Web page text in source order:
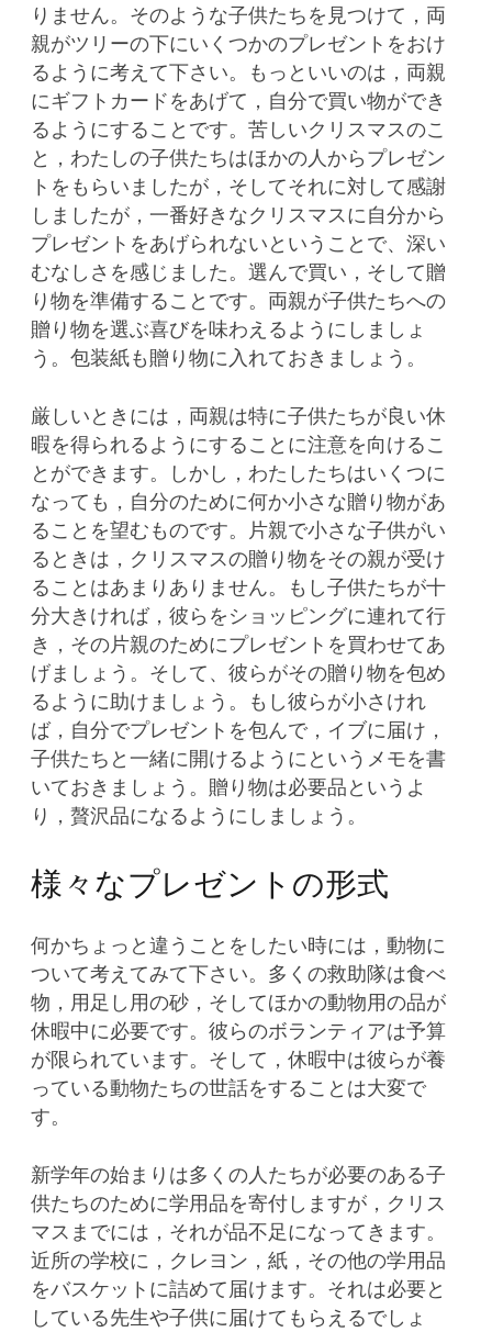
りません。そのような子供たちを見つけて，両
親がツリーの下にいくつかのプレゼントをおけ
るように考えて下さい。もっといいのは，両親
にギフトカードをあげて，自分で買い物ができ
るようにすることです。苦しいクリスマスのこ
と，わたしの子供たちはほかの人からプレゼン
トをもらいましたが，そしてそれに対して感謝
しましたが，一番好きなクリスマスに自分から
プレゼントをあげられないということで、深い
むなしさを感じました。選んで買い，そして贈
り物を準備することです。両親が子供たちへの
贈り物を選ぶ喜びを味わえるようにしましょ
う。包装紙も贈り物に入れておきましょう。
厳しいときには，両親は特に子供たちが良い休
暇を得られるようにすることに注意を向けるこ
とができます。しかし，わたしたちはいくつに
なっても，自分のために何か小さな贈り物があ
ることを望むものです。片親で小さな子供がい
るときは，クリスマスの贈り物をその親が受け
ることはあまりありません。もし子供たちが十
分大きければ，彼らをショッピングに連れて行
き，その片親のためにプレゼントを買わせてあ
げましょう。そして、彼らがその贈り物を包め
るように助けましょう。もし彼らが小さけれ
ば，自分でプレゼントを包んで，イブに届け，
子供たちと一緒に開けるようにというメモを書
いておきましょう。贈り物は必要品というよ
り，贅沢品になるようにしましょう。
様々なプレゼントの形式
何かちょっと違うことをしたい時には，動物に
ついて考えてみて下さい。多くの救助隊は食べ
物，用足し用の砂，そしてほかの動物用の品が
休暇中に必要です。彼らのボランティアは予算
が限られています。そして，休暇中は彼らが養
っている動物たちの世話をすることは大変で
す。
新学年の始まりは多くの人たちが必要のある子
供たちのために学用品を寄付しますが，クリス
マスまでには，それが品不足になってきます。
近所の学校に，クレヨン，紙，その他の学用品
をバスケットに詰めて届けます。それは必要と
している先生や子供に届けてもらえるでしょ